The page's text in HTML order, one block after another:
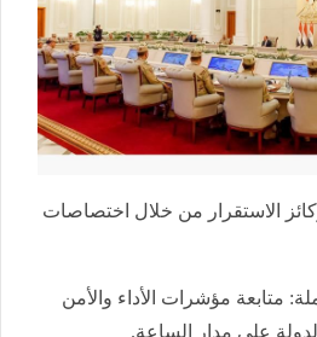
الاستقرار من خلال اختصاصات
متابعة مؤشرات الأداء والأمن
على مدار الساعة.